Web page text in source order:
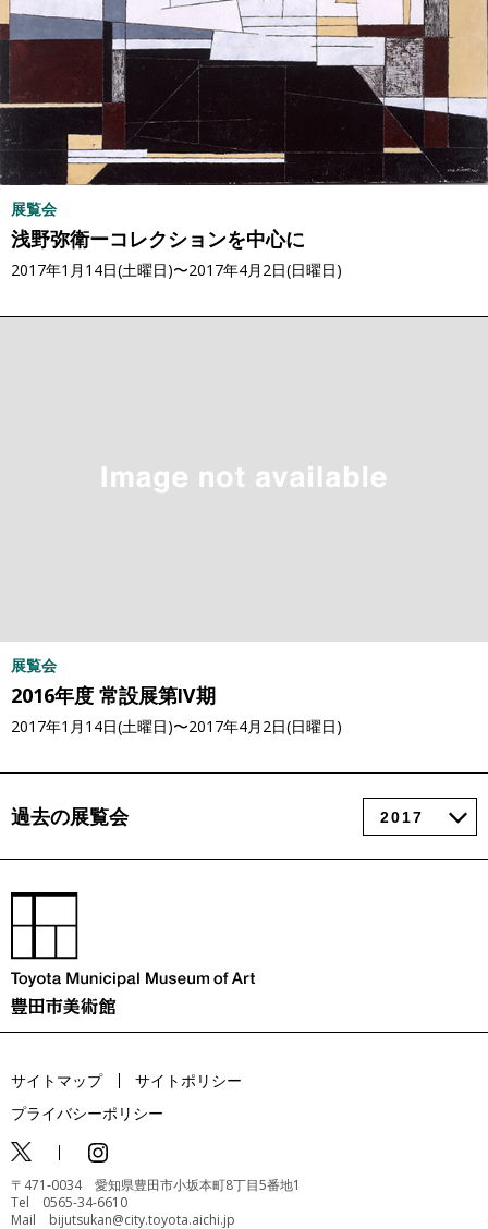
展覧会
浅野弥衛ーコレクションを中心に
2017年1月14日(土曜日)〜2017年4月2日(日曜日)
展覧会
2016年度 常設展第Ⅳ期
2017年1月14日(土曜日)〜2017年4月2日(日曜日)
過去の展覧会
サイトマップ
サイトポリシー
プライバシーポリシー
〒471-0034 愛知県豊田市小坂本町8丁目5番地1
Tel 0565-34-6610
Mail bijutsukan@city.toyota.aichi.jp